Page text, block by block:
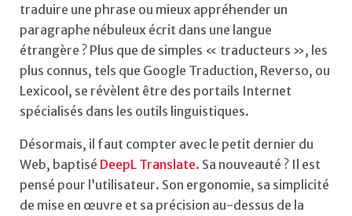
traduire une phrase ou mieux appréhender un
paragraphe nébuleux écrit dans une langue
étrangère ? Plus que de simples « traducteurs », les
plus connus, tels que Google Traduction, Reverso, ou
Lexicool, se révèlent être des portails Internet
spécialisés dans les outils linguistiques.
Désormais, il faut compter avec le petit dernier du
Web, baptisé DeepL Translate. Sa nouveauté ? Il est
pensé pour l’utilisateur. Son ergonomie, sa simplicité
de mise en œuvre et sa précision au-dessus de la